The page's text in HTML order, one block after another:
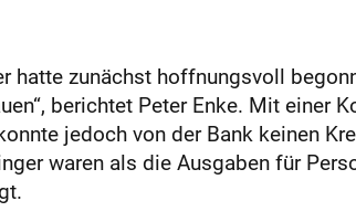
hatte zunächst hoffnungsvoll
berichtet Peter Enke. Mit einer
jedoch von der Bank keinen
waren als die Ausgaben für